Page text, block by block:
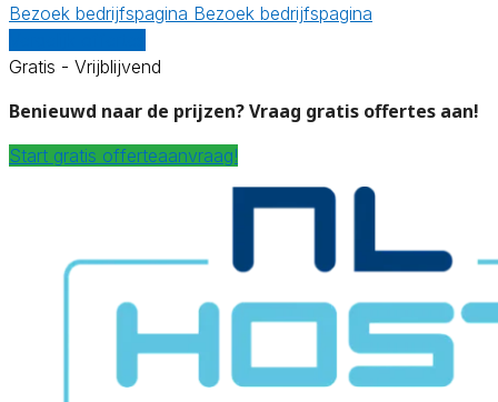
Bezoek bedrijfspagina Bezoek bedrijfspagina
Gratis - Vrijblijvend
Benieuwd naar de prijzen? Vraag gratis offertes aan!
Start gratis offerteaanvraag!